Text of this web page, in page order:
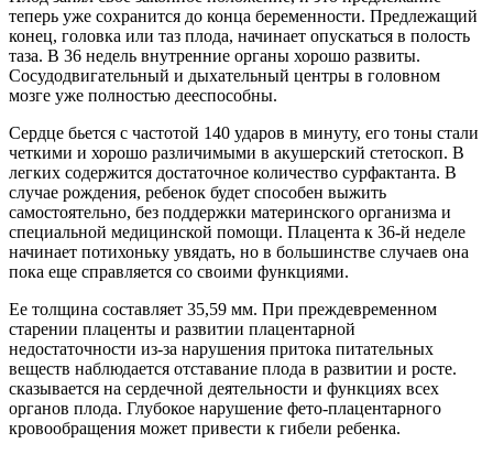
теперь уже сохранится до конца беременности. Предлежащий
конец, головка или таз плода, начинает опускаться в полость
таза. В 36 недель внутренние органы хорошо развиты.
Сосудодвигательный и дыхательный центры в головном
мозге уже полностью дееспособны.
Сердце бьется с частотой 140 ударов в минуту, его тоны стали
четкими и хорошо различимыми в акушерский стетоскоп. В
легких содержится достаточное количество сурфактанта. В
случае рождения, ребенок будет способен выжить
самостоятельно, без поддержки материнского организма и
специальной медицинской помощи. Плацента к 36-й неделе
начинает потихоньку увядать, но в большинстве случаев она
пока еще справляется со своими функциями.
Ее толщина составляет 35,59 мм. При преждевременном
старении плаценты и развитии плацентарной
недостаточности из-за нарушения притока питательных
веществ наблюдается отставание плода в развитии и росте.
сказывается на сердечной деятельности и функциях всех
органов плода. Глубокое нарушение фето-плацентарного
кровообращения может привести к гибели ребенка.